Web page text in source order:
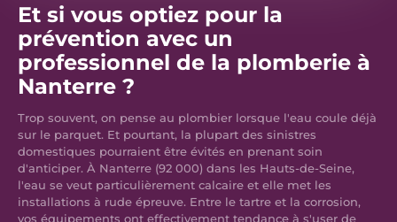
Et si vous optiez pour la
prévention avec un
professionnel de la plomberie à
Nanterre ?
Trop souvent, on pense au plombier lorsque l'eau coule déjà
sur le parquet. Et pourtant, la plupart des sinistres
domestiques pourraient être évités en prenant soin
d'anticiper. À Nanterre (92 000) dans les Hauts-de-Seine,
l'eau se veut particulièrement calcaire et elle met les
installations à rude épreuve. Entre le tartre et la corrosion,
vos équipements ont effectivement tendance à s'user de